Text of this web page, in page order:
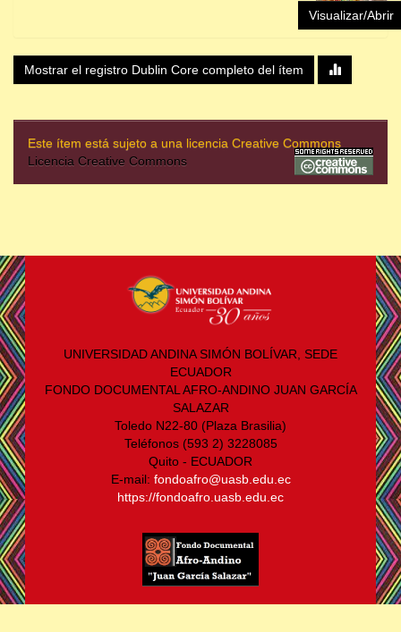
Visualizar/Abrir
Mostrar el registro Dublin Core completo del ítem
Este ítem está sujeto a una licencia Creative Commons
Licencia Creative Commons
UNIVERSIDAD ANDINA SIMÓN BOLÍVAR, SEDE
ECUADOR
FONDO DOCUMENTAL AFRO-ANDINO JUAN GARCÍA
SALAZAR
Toledo N22-80 (Plaza Brasilia)
Teléfonos (593 2) 3228085
Quito - ECUADOR
E-mail: fondoafro@uasb.edu.ec
https://fondoafro.uasb.edu.ec